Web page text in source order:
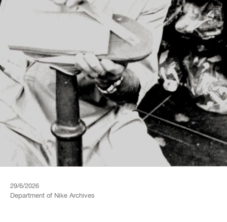
29/6/2026
Department of Nike Archives